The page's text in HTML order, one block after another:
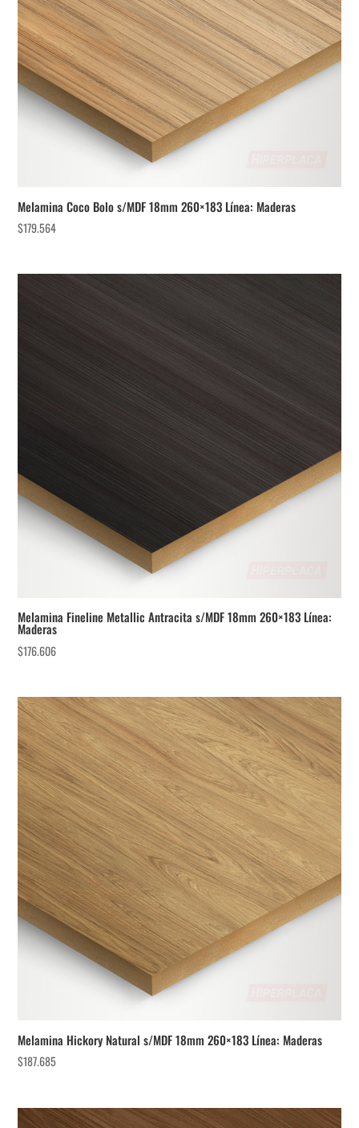
Melamina Coco Bolo s/MDF 18mm 260×183 Línea: Maderas
$179.564
Melamina Fineline Metallic Antracita s/MDF 18mm 260×183 Línea:
Maderas
$176.606
Melamina Hickory Natural s/MDF 18mm 260×183 Línea: Maderas
$187.685